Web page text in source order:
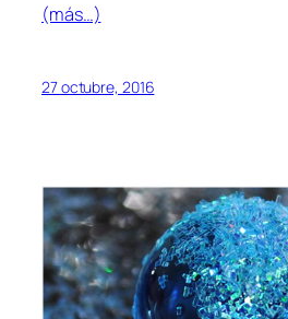
(más…)
27 octubre, 2016